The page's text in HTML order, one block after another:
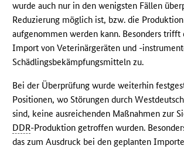
wurde auch nur in den wenigsten Fällen
Reduzierung möglich ist, bzw. die
aufgenommen werden kann. Besonders trifft
Import von Veterinärgeräten und -
Schädlingsbekämpfungsmitteln zu.
Bei der Überprüfung wurde weiterhin
Positionen, wo Störungen durch
sind, keine ausreichenden Maßnahmen zur
DDR-Produktion getroffen wurden.
das zum Ausdruck bei den geplanten